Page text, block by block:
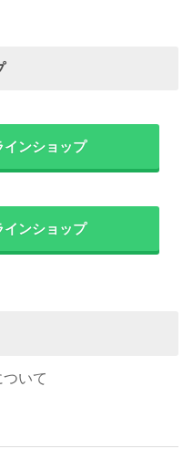
インショップ
インショップ
いて